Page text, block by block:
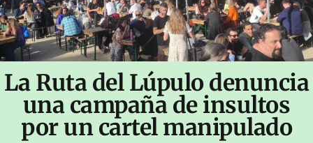
La Ruta del Lúpulo denuncia
una campaña de insultos
por un cartel manipulado